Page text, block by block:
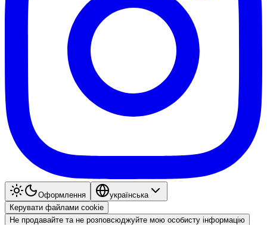
Оформлення
українська
Керувати файлами cookie
Не продавайте та не розповсюджуйте мою особисту інформацію